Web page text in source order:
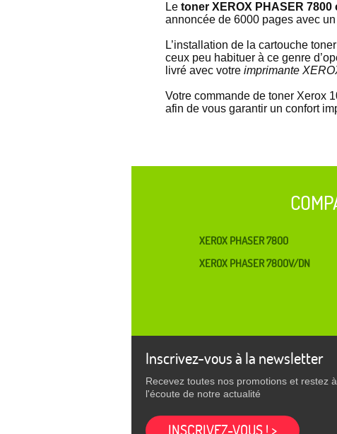
Le toner XEROX PHASER 7800
annoncée de 6000 pages avec
L’installation de la cartouche
ceux peu habituer à ce genre
livré avec votre imprimante
Votre commande de toner Xerox
afin de vous garantir un confort
XEROX PHASER 7800
XEROX PHASER 7800V/DN
Inscrivez-vous à la newsletter
Recevez toutes nos promotions et restez à
l'écoute de notre actualité
INSCRIVEZ-VOUS ! >